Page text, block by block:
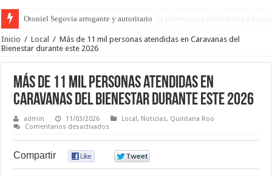
Puebla: ley que penaliza el desempleo y la pobreza con dedicatoria a los
Inicio / Local / Más de 11 mil personas atendidas en Caravanas del
Bienestar durante este 2026
Más de 11 mil personas atendidas en
Caravanas del Bienestar durante este 2026
admin 11/03/2026 Local, Noticias, Quintana Roo
Comentarios desactivados
de
11
mil
Compartir